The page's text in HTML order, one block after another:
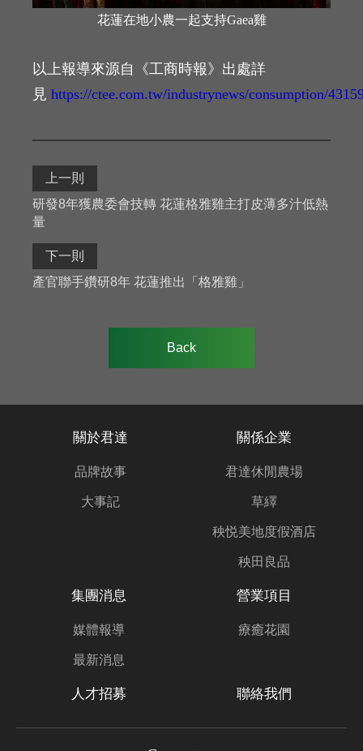
花蓮在地小農一起支持Gaea雞
以上報導來源自《工商時報》出處詳
見 https://ctee.com.tw/industrynews/consumption/
上一則
研發8年獲農委會技轉 花蓮格雅雞主打皮薄多汁低熱
量
下一則
產官聯手鑽研8年 花蓮推出「格雅雞」
Back
關於君達
品牌故事
大事記
關係企業
君達休閒農場
草繹
秧悦美地度假酒店
秧田良品
集團消息
媒體報導
最新消息
營業項目
療癒花園
人才招募 聯絡我們